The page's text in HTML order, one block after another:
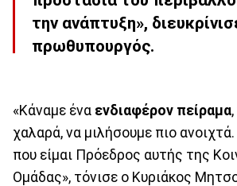
την ανάπτυξη»,
πρωθυπουργός.
«Κάναμε ένα ενδιαφέρον πείραμα
χαλαρά, να μιλήσουμε πιο ανοιχτά.
που είμαι Πρόεδρος αυτής της
Ομάδας», τόνισε ο Κυριάκος